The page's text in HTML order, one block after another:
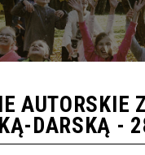
AUTORSKIE
DARSKĄ -